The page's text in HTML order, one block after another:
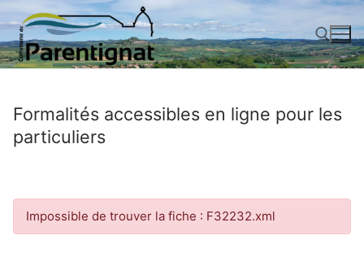
Aller
contenu
Formalités accessibles en ligne pour les
particuliers
Impossible de trouver la fiche : F32232.xml